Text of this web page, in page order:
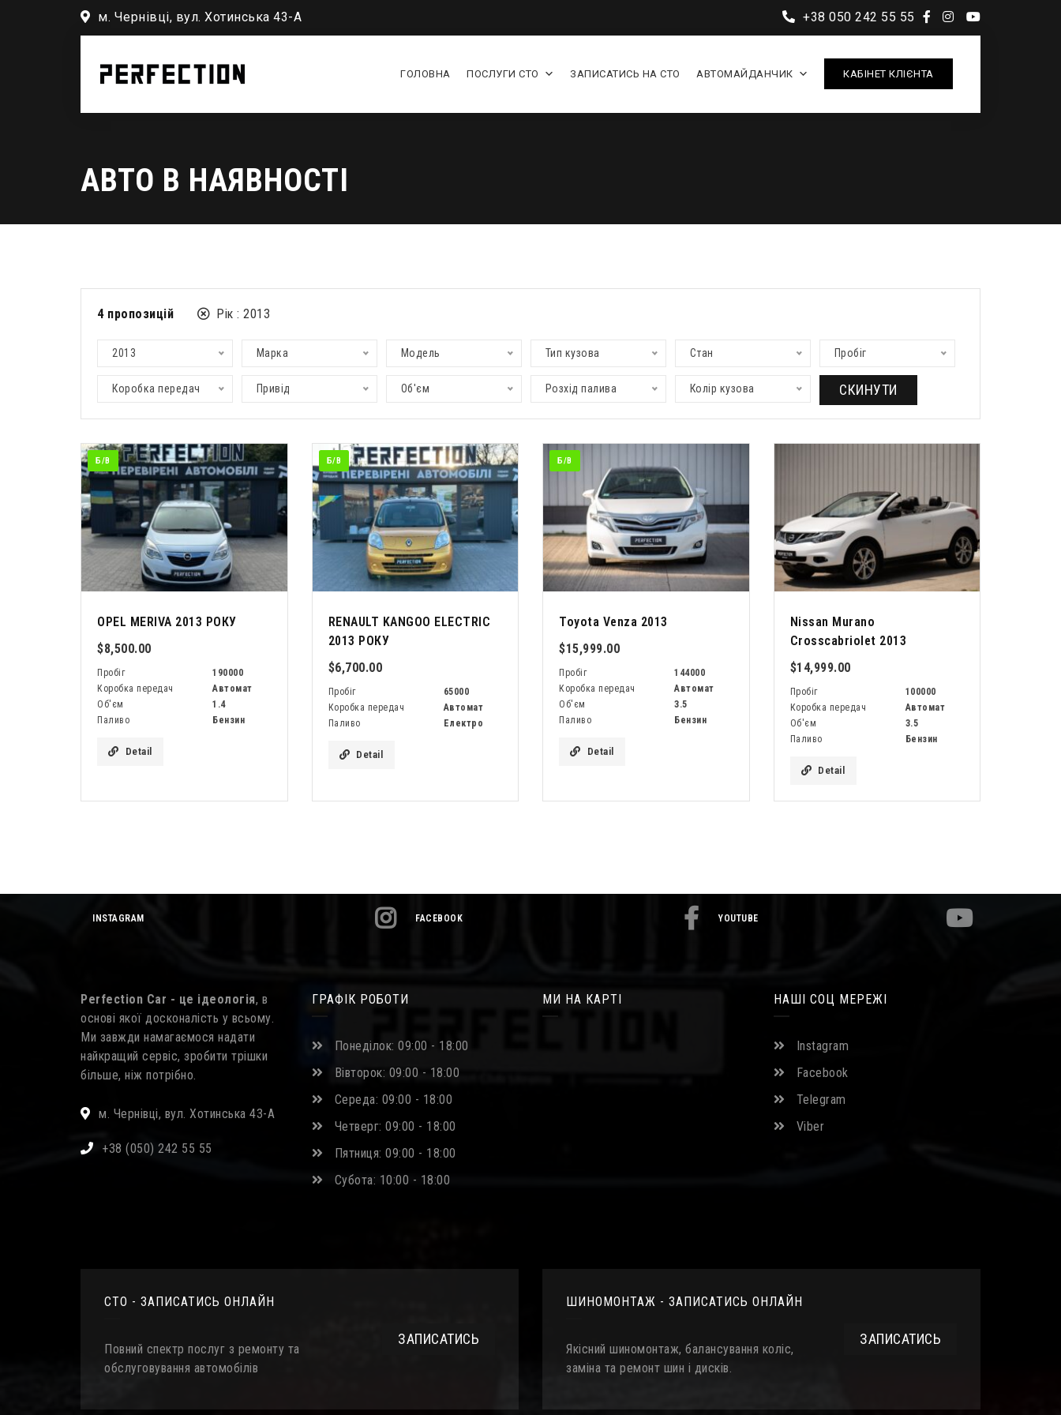
м. Чернівці, вул. Хотинська 43-А +38 050 242 55 55
ГОЛОВНА ПОСЛУГИ СТО ЗАПИСАТИСЬ НА СТО АВТОМАЙДАНЧИК КАБІНЕТ КЛІЄНТА
АВТО В НАЯВНОСТІ
4 пропозицій Рік : 2013
2013 Марка Модель Тип кузова Стан Пробіг
Коробка передач Привід Об'єм Розхід палива Колір кузова СКИНУТИ
Б/В
OPEL MERIVA 2013 РОКУ
$8,500.00
Пробіг
190000
Коробка передач
Автомат
Об'єм
1.4
Паливо
Бензин
Detail
Б/В
RENAULT KANGOO ELECTRIC
2013 РОКУ
$6,700.00
Пробіг
65000
Коробка передач
Автомат
Паливо
Електро
Detail
Б/В
Toyota Venza 2013
$15,999.00
Пробіг
144000
Коробка передач
Автомат
Об'єм
3.5
Паливо
Бензин
Detail
Nissan Murano
Crosscabriolet 2013
$14,999.00
Пробіг
100000
Коробка передач
Автомат
Об'єм
3.5
Паливо
Бензин
Detail
INSTAGRAM FACEBOOK YOUTUBE
Perfection Car - це ідеологія, в
основі якої досконалість у всьому.
Ми завжди намагаємося надати
найкращий сервіс, зробити трішки
більше, ніж потрібно.
м. Чернівці, вул. Хотинська 43-А
+38 (050) 242 55 55
ГРАФІК РОБОТИ
Понеділок: 09:00 - 18:00
Вівторок: 09:00 - 18:00
Середа: 09:00 - 18:00
Четверг: 09:00 - 18:00
Пятниця: 09:00 - 18:00
Субота: 10:00 - 18:00
МИ НА КАРТІ НАШІ СОЦ МЕРЕЖІ
Instagram
Facebook
Telegram
Viber
СТО - ЗАПИСАТИСЬ ОНЛАЙН
Повний спектр послуг з ремонту та
обслуговування автомобілів
ЗАПИСАТИСЬ
ШИНОМОНТАЖ - ЗАПИСАТИСЬ ОНЛАЙН
Якісний шиномонтаж, балансування коліс,
заміна та ремонт шин і дисків.
ЗАПИСАТИСЬ